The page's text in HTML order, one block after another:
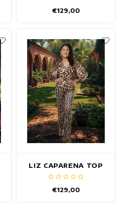
€129,00
LIZ CAPARENA TOP
€129,00